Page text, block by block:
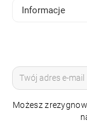
Informacje
Możesz